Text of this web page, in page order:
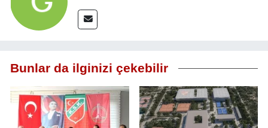
Bunlar da ilginizi çekebilir